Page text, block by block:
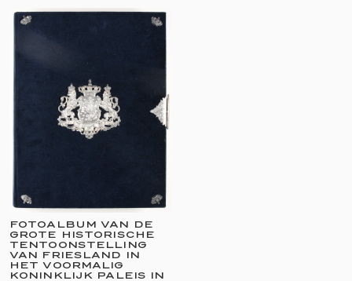
FOTOALBUM VAN DE
GROTE HISTORISCHE
TENTOONSTELLING
VAN FRIESLAND IN
HET VOORMALIG
KONINKLIJK PALEIS IN